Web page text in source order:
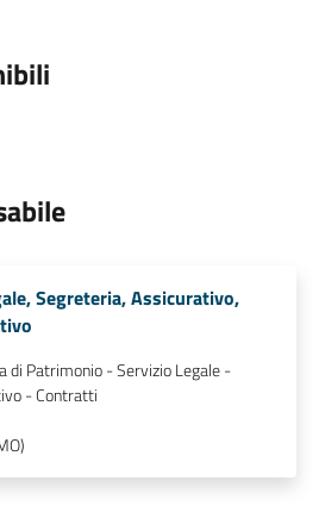
Segreteria, Assicurativo,
di Patrimonio - Servizio Legale -
- Contratti